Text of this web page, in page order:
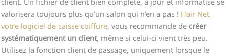
client. Un fichier de client bien complété, à jour et informatisé se
valorisera toujours plus qu’un salon qui n’en a pas ! Hair Net,
votre logiciel de caisse coiffure, vous recommande de créer
systématiquement un client, même si celui-ci vient très peu.
Utilisez la fonction client de passage, uniquement lorsque le